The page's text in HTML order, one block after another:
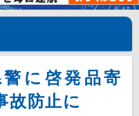
に啓発品寄
故防止に